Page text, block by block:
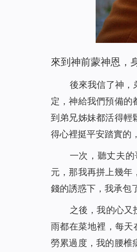
有恩賜的人，真的
神將我從網絡遊戲
只要做到三方面，
36 基督徒靈修-掌握三
人生匆匆，我們該追
43 信仰逼迫：帶上癱瘓
44 孩子病危，是神讓他
我們應該怎樣對待執
46 聖經的預言，我終於
47 當計劃趕不上變化時
來到神前蒙神恩，
後來我信了神，
定，神給我們預備的
到弟兄姊妹都活得輕
得心裡挺平安踏實的
一次，聽丈夫
元，那我再拼上幾年
錢的誘惑下，我承包
之後，我的心
雨都在菜地裡，每
勞累過度，我的腰椎